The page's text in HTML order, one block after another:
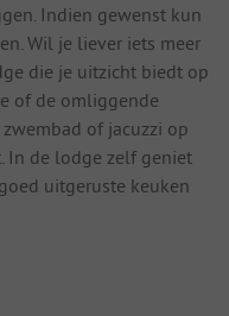
Indien gewenst kun
Wil je liever iets meer
die je uitzicht biedt op
of de omliggende
of jacuzzi op
In de lodge zelf geniet
uitgeruste keuken